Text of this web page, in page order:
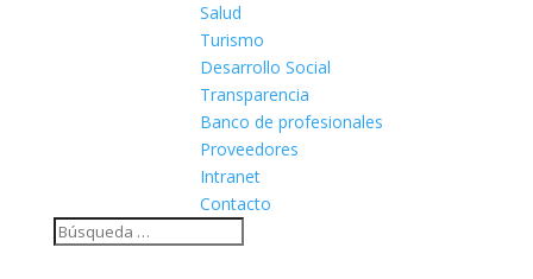
Salud
Turismo
Desarrollo Social
Transparencia
Banco de profesionales
Proveedores
Intranet
Contacto